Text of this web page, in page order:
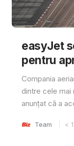
easyJet
pentru
Compania
dintre cele mai
anunțat că a
Team < 1